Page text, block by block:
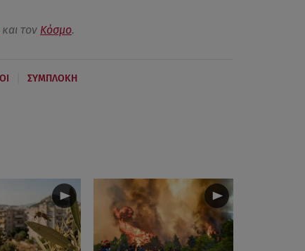
τον Κόσμο.
ΣΥΜΠΛΟΚΗ